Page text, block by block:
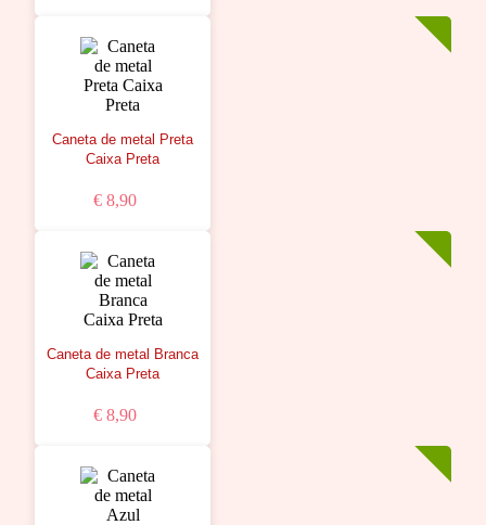
Caneta de metal Preta
Caixa Preta
€ 8,90
Caneta de metal Branca
Caixa Preta
€ 8,90